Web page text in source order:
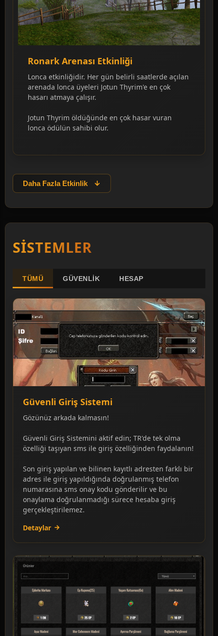
Ronark Arenası Etkinliği
Lonca etkinliğidir. Her gün belirli saatlerde açılan
arenada lonca üyeleri Jotun Thyrim'e en çok
hasarı atmaya çalışır.
Jotun Thyrim öldüğünde en çok hasar vuran
lonca ödülün sahibi olur.
Daha Fazla Etkinlik
SISTEMLER
TÜMÜ GÜVENLIK HESAP
Güvenli Giriş Sistemi
Gözünüz arkada kalmasın!
Güvenli Giriş Sistemini aktif edin; TR'de tek olma
özelliği taşıyan sms ile giriş özelliğinden faydalanın!
Son giriş yapılan ve bilinen kayıtlı adresten farklı bir
adres ile giriş yapıldığında doğrulanmış telefon
numarasına sms onay kodu gönderilir ve bu
onaylama doğrulanmadığı sürece hesaba giriş
gerçekleştirilemez.
Detaylar